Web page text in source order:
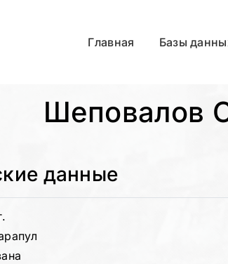
Главная Базы
Шеповалов
данные